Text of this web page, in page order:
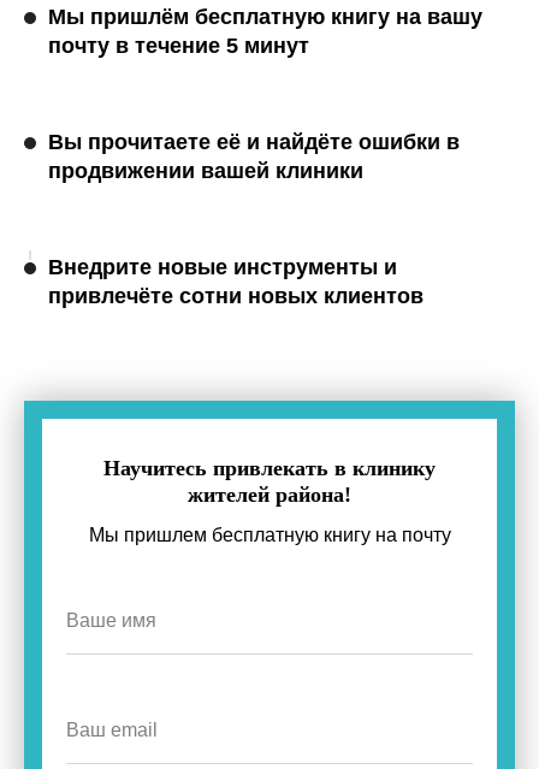
Мы пришлём бесплатную книгу на вашу
почту в течение 5 минут
Вы прочитаете её и найдёте ошибки в
продвижении вашей клиники
Внедрите новые инструменты и
привлечёте сотни новых клиентов
Научитесь привлекать в клинику
жителей района!
Мы пришлем бесплатную книгу на почту